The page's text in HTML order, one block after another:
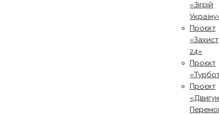
«Зігрій
Проєкт
«Захист
24»
Проєкт
Проєкт